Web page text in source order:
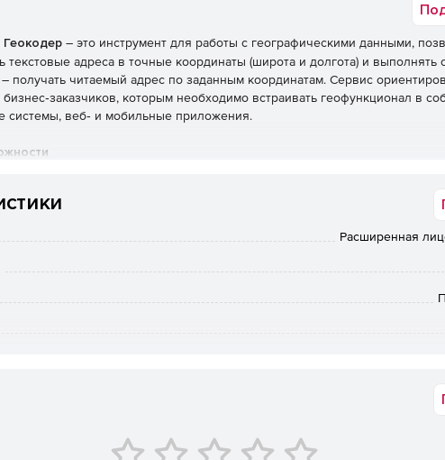
Геокодер – это инструмент для работы с географическими данными,
текстовые адреса в точные координаты (широта и долгота) и выполнять
получать читаемый адрес по заданным координатам. Сервис
бизнес‑заказчиков, которым необходимо встраивать геофункционал в
системы, веб‑ и мобильные приложения.
ввод на русском и других языках, а также нестрогий поиск: система
(реверсивное): определение адреса по координатам.
подъезд и т. д.
только жилые здания или коммерческие объекты).
Расширенная